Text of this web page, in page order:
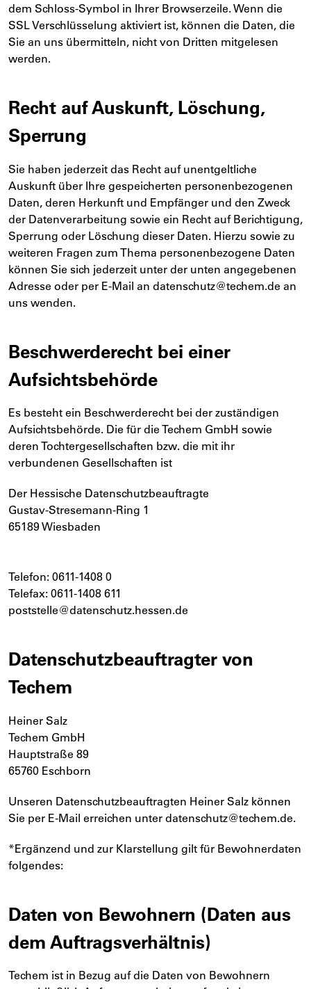
dem Schloss-Symbol in Ihrer Browserzeile. Wenn die
SSL Verschlüsselung aktiviert ist, können die Daten, die
Sie an uns übermitteln, nicht von Dritten mitgelesen
werden.
Recht auf Auskunft, Löschung,
Sperrung
Sie haben jederzeit das Recht auf unentgeltliche
Auskunft über Ihre gespeicherten personenbezogenen
Daten, deren Herkunft und Empfänger und den Zweck
der Datenverarbeitung sowie ein Recht auf Berichtigung,
Sperrung oder Löschung dieser Daten. Hierzu sowie zu
weiteren Fragen zum Thema personenbezogene Daten
können Sie sich jederzeit unter der unten angegebenen
Adresse oder per E-Mail an datenschutz@techem.de an
uns wenden.
Beschwerderecht bei einer
Aufsichtsbehörde
Es besteht ein Beschwerderecht bei der zuständigen
Aufsichtsbehörde. Die für die Techem GmbH sowie
deren Tochtergesellschaften bzw. die mit ihr
verbundenen Gesellschaften ist
Der Hessische Datenschutzbeauftragte
Gustav-Stresemann-Ring 1
65189 Wiesbaden
Telefon: 0611-1408 0
Telefax: 0611-1408 611
poststelle@datenschutz.hessen.de
Datenschutzbeauftragter von
Techem
Heiner Salz
Techem GmbH
Hauptstraße 89
65760 Eschborn
Unseren Datenschutzbeauftragten Heiner Salz können
Sie per E-Mail erreichen unter datenschutz@techem.de.
*Ergänzend und zur Klarstellung gilt für Bewohnerdaten
folgendes:
Daten von Bewohnern (Daten aus
dem Auftragsverhältnis)
Techem ist in Bezug auf die Daten von Bewohnern